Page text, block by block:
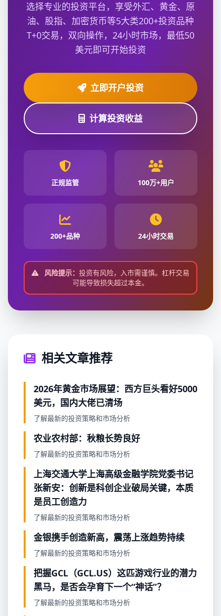
选择专业的投资平台，享受外汇、黄金、原
油、股指、加密货币等5大类200+投资品种
T+0交易，双向操作，24小时市场，最低50
美元即可开始投资
立即开户投资
计算投资收益
正规监管 100万+用户
200+品种 24小时交易
风险提示： 投资有风险，入市需谨慎。杠杆交易
可能导致损失超过本金。
相关文章推荐
2026年黄金市场展望：西方巨头看好5000
美元，国内大佬已清场
了解最新的投资策略和市场分析
农业农村部：秋粮长势良好
了解最新的投资策略和市场分析
上海交通大学上海高级金融学院党委书记
张新安：创新是科创企业破局关键，本质
是员工创造力
了解最新的投资策略和市场分析
金银携手创造新高，震荡上涨趋势持续
了解最新的投资策略和市场分析
把握GCL（GCL.US）这匹游戏行业的潜力
黑马，是否会孕育下一个“神话”？
了解最新的投资策略和市场分析